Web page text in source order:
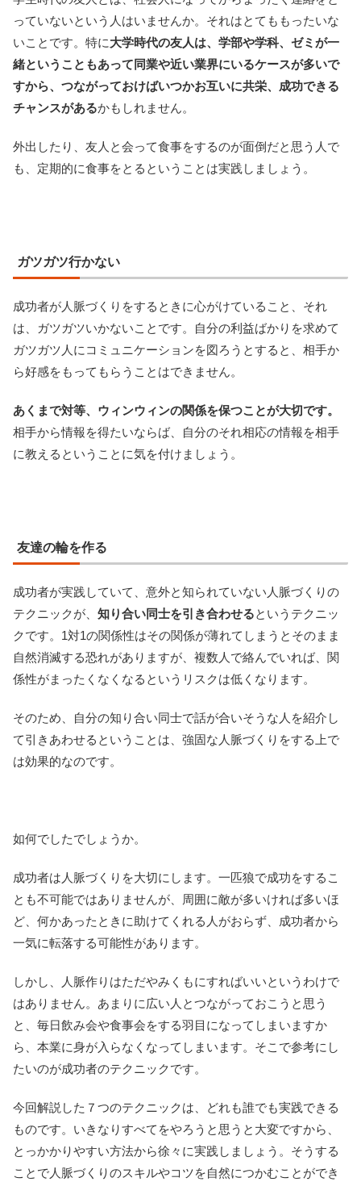
っていないという人はいませんか。それはとてももったいな
いことです。特に大学時代の友人は、学部や学科、ゼミが一
緒ということもあって同業や近い業界にいるケースが多いで
すから、つながっておけばいつかお互いに共栄、成功できる
チャンスがあるかもしれません。
外出したり、友人と会って食事をするのが面倒だと思う人で
も、定期的に食事をとるということは実践しましょう。
ガツガツ行かない
成功者が人脈づくりをするときに心がけていること、それ
は、ガツガツいかないことです。自分の利益ばかりを求めて
ガツガツ人にコミュニケーションを図ろうとすると、相手か
ら好感をもってもらうことはできません。
あくまで対等、ウィンウィンの関係を保つことが大切です。
相手から情報を得たいならば、自分のそれ相応の情報を相手
に教えるということに気を付けましょう。
友達の輪を作る
成功者が実践していて、意外と知られていない人脈づくりの
テクニックが、 知り合い同士を引き合わせるというテクニッ
クです。1対1の関係性はその関係が薄れてしまうとそのまま
自然消滅する恐れがありますが、複数人で絡んでいれば、関
係性がまったくなくなるというリスクは低くなります。
そのため、自分の知り合い同士で話が合いそうな人を紹介し
て引きあわせるということは、強固な人脈づくりをする上で
は効果的なのです。
如何でしたでしょうか。
成功者は人脈づくりを大切にします。一匹狼で成功をするこ
とも不可能ではありませんが、周囲に敵が多いければ多いほ
ど、何かあったときに助けてくれる人がおらず、成功者から
一気に転落する可能性があります。
しかし、人脈作りはただやみくもにすればいいというわけで
はありません。あまりに広い人とつながっておこうと思う
と、毎日飲み会や食事会をする羽目になってしまいますか
ら、本業に身が入らなくなってしまいます。そこで参考にし
たいのが成功者のテクニックです。
今回解説した７つのテクニックは、どれも誰でも実践できる
ものです。いきなりすべてをやろうと思うと大変ですから、
とっかかりやすい方法から徐々に実践しましょう。そうする
ことで人脈づくりのスキルやコツを自然につかむことができ